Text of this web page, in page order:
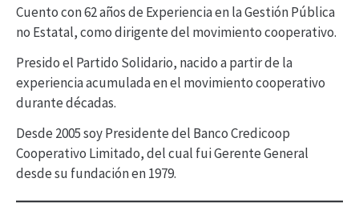
r
d
e
v
d
e
o
Cuento con 62 años de Experiencia en la Gestión Pública
no Estatal, como dirigente del movimiento cooperativo.
Presido el Partido Solidario, nacido a partir de la
experiencia acumulada en el movimiento cooperativo
durante décadas.
Desde 2005 soy Presidente del Banco Credicoop
Cooperativo Limitado, del cual fui Gerente General
desde su fundación en 1979.